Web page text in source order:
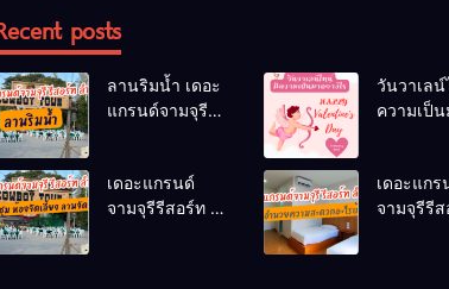
posts
ลานริมน้ำ เดอะ
แกรนด์จามจุรี
กลางแจ้ง
วันวาเล
ความเป็น
เดอะแกรนด์
จามจุรีรีสอร์ท มี
เดอะแกร
จามจุรีรีส